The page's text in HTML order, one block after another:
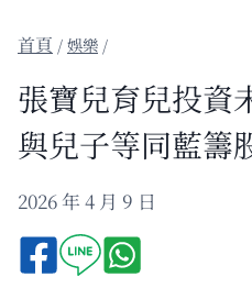
/娛樂 /
張寶兒育兒投資
與兒子等同藍籌
2026 年 4 月 9 日